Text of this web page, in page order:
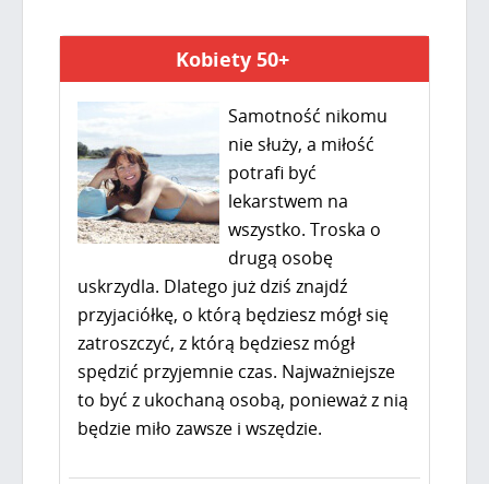
Kobiety 50+
Samotność nikomu
nie służy, a miłość
potrafi być
lekarstwem na
wszystko. Troska o
drugą osobę
uskrzydla. Dlatego już dziś znajdź
przyjaciółkę, o którą będziesz mógł się
zatroszczyć, z którą będziesz mógł
spędzić przyjemnie czas. Najważniejsze
to być z ukochaną osobą, ponieważ z nią
będzie miło zawsze i wszędzie.